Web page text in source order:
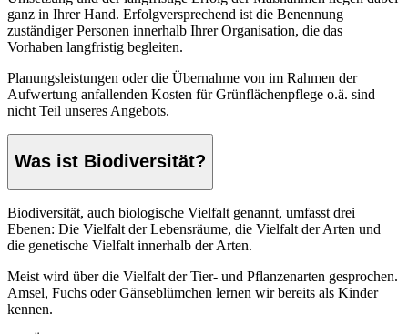
ganz in Ihrer Hand. Erfolgversprechend ist die Benennung
zuständiger Personen innerhalb Ihrer Organisation, die das
Vorhaben langfristig begleiten.
Planungsleistungen oder die Übernahme von im Rahmen der
Aufwertung anfallenden Kosten für Grünflächenpflege o.ä. sind
nicht Teil unseres Angebots.
Was ist Biodiversität?
Biodiversität, auch biologische Vielfalt genannt, umfasst drei
Ebenen: Die Vielfalt der Lebensräume, die Vielfalt der Arten und
die genetische Vielfalt innerhalb der Arten.
Meist wird über die Vielfalt der Tier- und Pflanzenarten gesprochen.
Amsel, Fuchs oder Gänseblümchen lernen wir bereits als Kinder
kennen.